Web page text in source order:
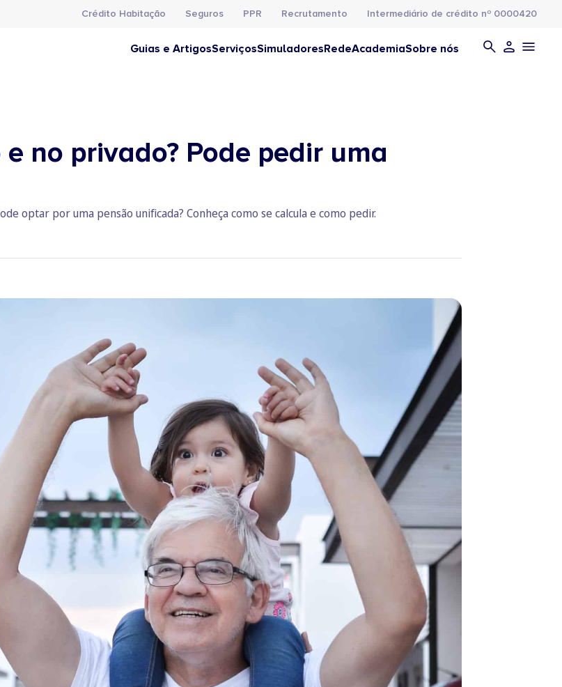
Crédito Habitação Seguros PPR Recrutamento Intermediário de crédito nº 0000420
Guias e ArtigosServiçosSimuladoresRedeAcademiaSobre nós
no privado? Pode pedir uma
optar por uma pensão unificada? Conheça como se calcula e como pedir.